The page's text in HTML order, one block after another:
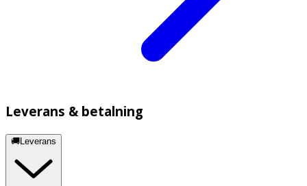
Leverans & betalning
🚚Leverans